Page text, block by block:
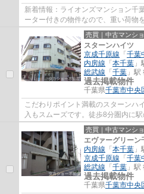
新着情報：ライオンズマンション千
ーター付きの物件なので、重い荷物
ら、綺麗で機能的な設備のあるマン
売買｜中古マンシ
スターンハイツ
京成千原線 「 千葉
内房線 「 本千葉
総武線 「 千葉 」
過去掲載物件
千葉県千葉市中央
こだわりポイント満載のスターンハ
入もスムーズです。徒歩8分圏内に
ター付き物件です。不動産のご購入
売買｜中古マンシ
エヴァーグリーン
内房線 「 本千葉
京成千原線 「 千葉
総武線 「 千葉 」
過去掲載物件
千葉県千葉市中央